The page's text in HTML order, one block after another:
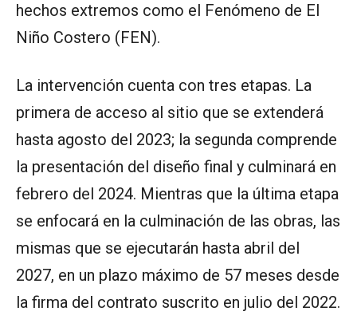
hechos extremos como el Fenómeno de El
Niño Costero (FEN).
La intervención cuenta con tres etapas. La
primera de acceso al sitio que se extenderá
hasta agosto del 2023; la segunda comprende
la presentación del diseño final y culminará en
febrero del 2024. Mientras que la última etapa
se enfocará en la culminación de las obras, las
mismas que se ejecutarán hasta abril del
2027, en un plazo máximo de 57 meses desde
la firma del contrato suscrito en julio del 2022.